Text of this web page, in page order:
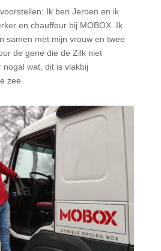
Ik ben Jeroen en ik
en chauffeur bij MOBOX. Ik
samen met mijn vrouw en twee
de gene die de Zilk niet
wat, dit is vlakbij
zee.